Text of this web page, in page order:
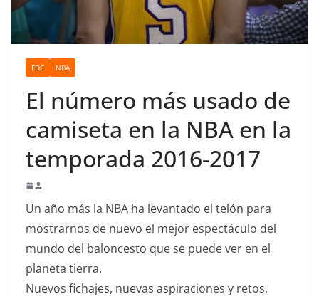
FDC NBA
El número más usado de
camiseta en la NBA en la
temporada 2016-2017
Un año más la NBA ha levantado el telón para
mostrarnos de nuevo el mejor espectáculo del
mundo del baloncesto que se puede ver en el
planeta tierra.
Nuevos fichajes, nuevas aspiraciones y retos,